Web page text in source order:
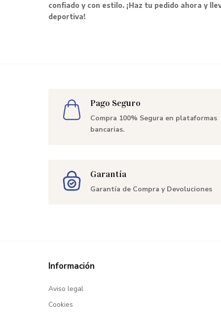
confiado y con estilo. ¡Haz tu pedido ahora y
deportiva!
Pago Seguro
Compra 100% Segura en plataformas
bancarias.
Garantía
Garantía de Compra y Devoluciones
Información
Aviso legal
Cookies